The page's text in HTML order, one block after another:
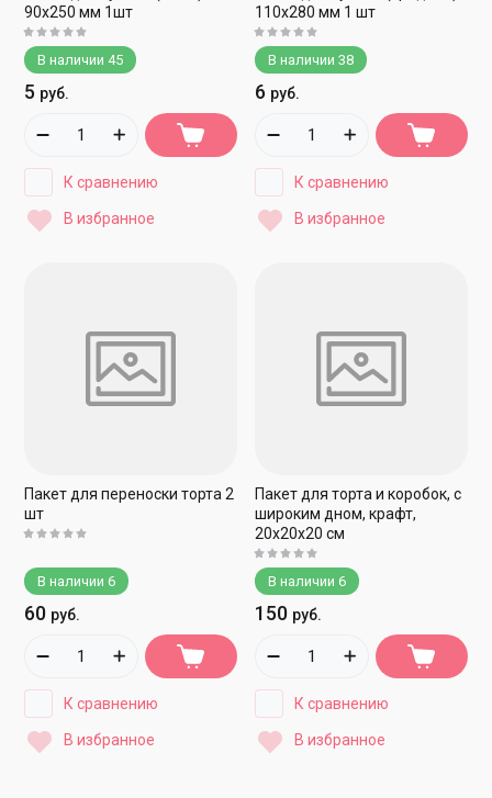
90х250 мм 1шт
В наличии 45
5 руб.
К сравнению
В избранное
110х280 мм 1 шт
В наличии 38
6 руб.
К сравнению
В избранное
Пакет для переноски торта 2
шт
В наличии 6
60 руб.
К сравнению
В избранное
Пакет для торта и коробок, с
широким дном, крафт,
20х20х20 см
В наличии 6
150 руб.
К сравнению
В избранное